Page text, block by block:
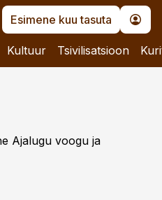
Esimene kuu tasuta
Kultuur Tsivilisatsioon
Ajalugu voogu ja